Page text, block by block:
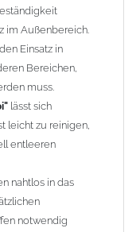
Regenwasser, das
Gartenbewässerung
kann, was den
Der integrierte
andere
wodurch das
verringert
ausLaubfang
und
im Außenbereich.
Einsatz in
Bereichen,
muss.
lässt sich
leicht zu reinigen,
entleeren
nahtlos in das
notwendig